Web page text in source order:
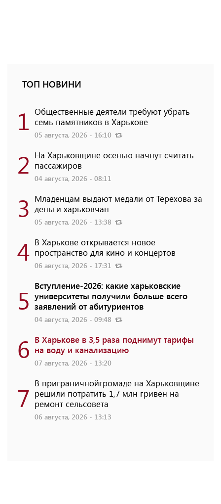
ТОП НОВИНИ
1 Общественные деятели требуют убрать
семь памятников в Харькове
05 августа, 2026 - 16:10
2 На Харьковщине осенью начнут считать
пассажиров
04 августа, 2026 - 08:11
3 Младенцам выдают медали от Терехова за
деньги харьковчан
05 августа, 2026 - 13:38
4 В Харькове открывается новое
пространство для кино и концертов
06 августа, 2026 - 17:31
5 Вступление-2026: какие харьковские
университеты получили больше всего
заявлений от абитуриентов
04 августа, 2026 - 09:48
6 В Харькове в 3,5 раза поднимут тарифы
на воду и канализацию
07 августа, 2026 - 13:20
7 В приграничнойгромаде на Харьковщине
решили потратить 1,7 млн ​​гривен на
ремонт сельсовета
06 августа, 2026 - 13:13